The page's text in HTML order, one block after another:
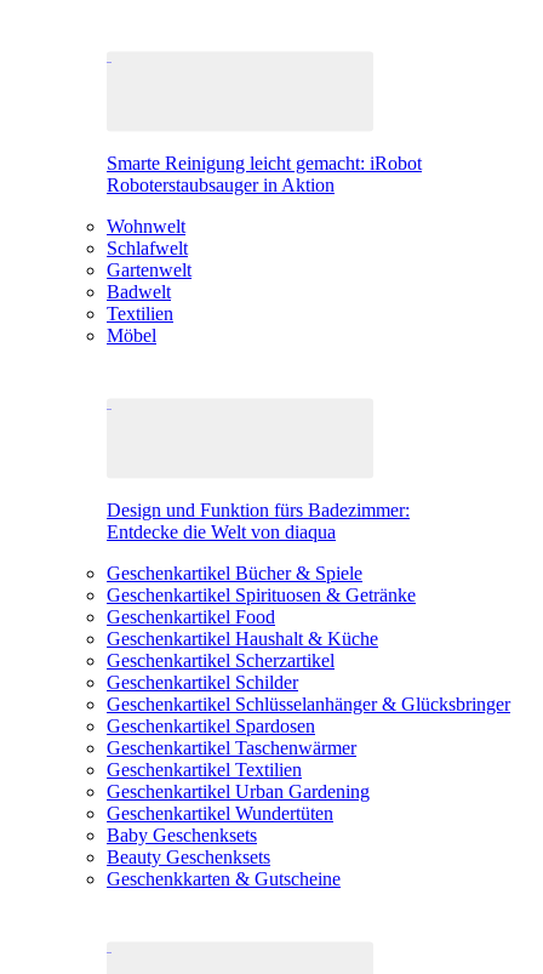
Smarte Reinigung leicht gemacht: iRobot
Roboterstaubsauger in Aktion
Wohnwelt
Schlafwelt
Gartenwelt
Badwelt
Textilien
Möbel
Design und Funktion fürs Badezimmer:
Entdecke die Welt von diaqua
Geschenkartikel Bücher & Spiele
Geschenkartikel Spirituosen & Getränke
Geschenkartikel Food
Geschenkartikel Haushalt & Küche
Geschenkartikel Scherzartikel
Geschenkartikel Schilder
Geschenkartikel Schlüsselanhänger & Glücksbringer
Geschenkartikel Spardosen
Geschenkartikel Taschenwärmer
Geschenkartikel Textilien
Geschenkartikel Urban Gardening
Geschenkartikel Wundertüten
Baby Geschenksets
Beauty Geschenksets
Geschenkkarten & Gutscheine